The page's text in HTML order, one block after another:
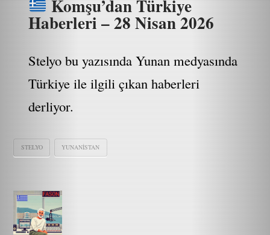
Komşu’dan Türkiye
Haberleri – 28 Nisan 2026
Stelyo bu yazısında Yunan medyasında
Türkiye ile ilgili çıkan haberleri
derliyor.
STELYO YUNANISTAN